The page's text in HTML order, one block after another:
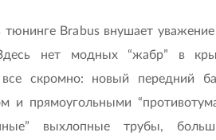
Brabus внушает
Здесь нет модных “жабр” в
все скромно: новый передний
и прямоугольными
выхлопные трубы,